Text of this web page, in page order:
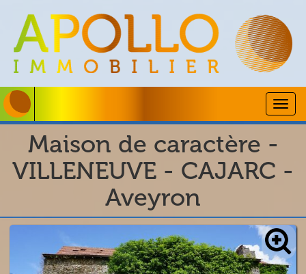
Maison de caractère -
VILLENEUVE - CAJARC -
Aveyron